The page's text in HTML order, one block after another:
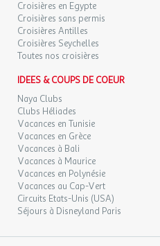
Cet établissement respecte les
gouvernementales et fait le
les meilleures conditions.
peuvent être limitées ou
Mobil Home Watipi 4 Ã 6
tarif
Mobil-home comprenant 2
tv ,frigo , plaque 4 feux , micro-
dans salon depliant pour enfants
d'eau avec wc séparé, terrasse ,
MAR.
08
SEPT.
89 € /hébergement
MER.
SEPT.
89 €/hébergement
JEU.
10
SEPT.
89 €
VEN.
11 89 €
SAM.
12
SEPT.
89 €/hébergement
Croisières en Egypte
Croisières sans permis
Croisières Antilles
Croisières Seychelles
Toutes nos croisières
IDEES & COUPS DE COEUR
Naya Clubs
Clubs Héliades
Vacances en Tunisie
Vacances en Grèce
Vacances à Bali
Vacances à Maurice
Vacances en Polynésie
Vacances au Cap-Vert
Circuits Etats-Unis (USA)
Séjours à Disneyland Paris